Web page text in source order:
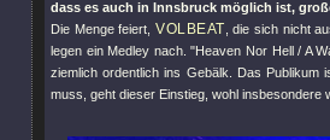
dass es auch in Innsbruck möglich ist,
Die Menge feiert,VOLBEAT , die sich nicht
legen ein Medley nach."Heaven Nor Hell / A
ziemlich ordentlich ins Gebälk. Das
muss, geht dieser Einstieg, wohl